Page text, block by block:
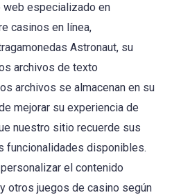
especializado en
casinos en línea,
Astronaut, su
archivos de texto
archivos se almacenan en su
mejorar su experiencia de
nuestro sitio recuerde sus
funcionalidades disponibles.
el contenido
otros juegos de casino según